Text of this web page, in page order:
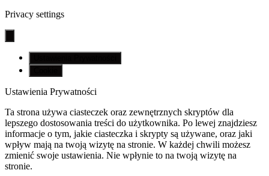
Privacy settings
Ustawienia Prywatności
Ta strona używa ciasteczek oraz zewnętrznych skryptów dla
lepszego dostosowania treści do użytkownika. Po lewej znajdziesz
informacje o tym, jakie ciasteczka i skrypty są używane, oraz jaki
wpływ mają na twoją wizytę na stronie. W każdej chwili możesz
zmienić swoje ustawienia. Nie wpłynie to na twoją wizytę na
stronie.